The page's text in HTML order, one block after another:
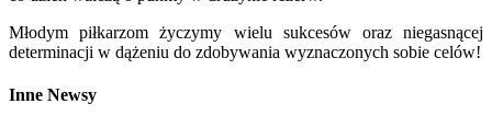
Młodym piłkarzom życzymy wielu sukcesów oraz niegasnącej
determinacji w dążeniu do zdobywania wyznaczonych sobie celów!
Inne Newsy